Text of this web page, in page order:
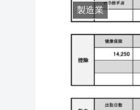
製造業